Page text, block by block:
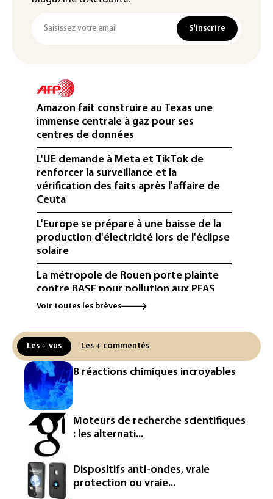
S'inscrire
Amazon fait construire au Texas une
immense centrale à gaz pour ses
centres de données
L'UE demande à Meta et TikTok de
renforcer la surveillance et la
vérification des faits après l'affaire de
Ceuta
L'Europe se prépare à une baisse de la
production d'électricité lors de l'éclipse
solaire
La métropole de Rouen porte plainte
contre BASF pour pollution aux PFAS
Canicule: à l'arrêt depuis fin juillet, la
réseau
Véhicules de livraison autonomes: la
France ouvre la voie à leur
homologation
Iris³: Eutelsat investira 3,4 milliards
d'euros dans la future constellation
européenne
Le magazine VSD racheté par
l'entrepreneur Vianney d'Alançon
Voir toutes les brèves
Les + vus Les + commentés
8 réactions chimiques incroyables
Moteurs de recherche scientifiques
: les alternati...
Dispositifs anti-ondes, vraie
protection ou vraie...